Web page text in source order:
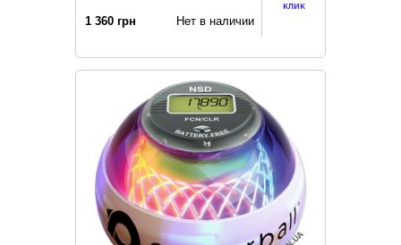
1 360 грн Нет в наличии
клик